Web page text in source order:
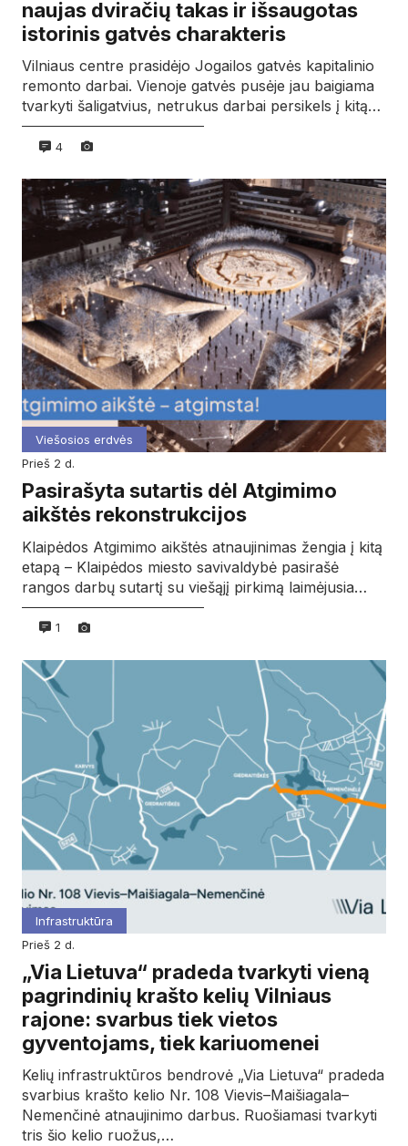
naujas dviračių takas ir išsaugotas
istorinis gatvės charakteris
Vilniaus centre prasidėjo Jogailos gatvės kapitalinio
remonto darbai. Vienoje gatvės pusėje jau baigiama
tvarkyti šaligatvius, netrukus darbai persikels į kitą…
4
Viešosios erdvės
prieš 2 d.
Pasirašyta sutartis dėl Atgimimo
aikštės rekonstrukcijos
Klaipėdos Atgimimo aikštės atnaujinimas žengia į kitą
etapą – Klaipėdos miesto savivaldybė pasirašė
rangos darbų sutartį su viešąjį pirkimą laimėjusia…
1
Infrastruktūra
prieš 2 d.
„Via Lietuva“ pradeda tvarkyti vieną
pagrindinių krašto kelių Vilniaus
rajone: svarbus tiek vietos
gyventojams, tiek kariuomenei
Kelių infrastruktūros bendrovė „Via Lietuva“ pradeda
svarbius krašto kelio Nr. 108 Vievis–Maišiagala–
Nemenčinė atnaujinimo darbus. Ruošiamasi tvarkyti
tris šio kelio ruožus,…